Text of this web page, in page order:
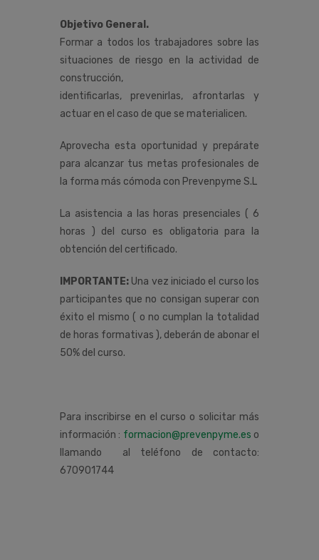
Objetivo General.
Formar a todos los trabajadores sobre las
situaciones de riesgo en la actividad de
construcción,
identificarlas, prevenirlas, afrontarlas y
actuar en el caso de que se materialicen.
Aprovecha esta oportunidad y prepárate
para alcanzar tus metas profesionales de
la forma más cómoda con Prevenpyme S.L
La asistencia a las horas presenciales ( 6
horas ) del curso es obligatoria para la
obtención del certificado.
IMPORTANTE: Una vez iniciado el curso los
participantes que no consigan superar con
éxito el mismo ( o no cumplan la totalidad
de horas formativas ), deberán de abonar el
50% del curso.
Para inscribirse en el curso o solicitar más
información : formacion@prevenpyme.es o
llamando al teléfono de contacto:
670901744